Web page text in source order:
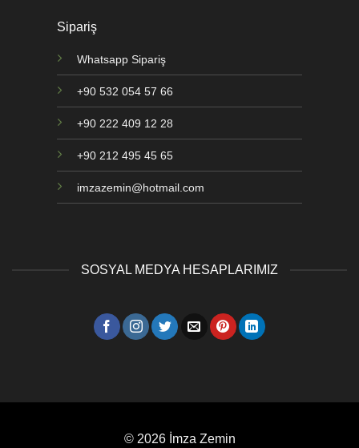
Sipariş
Whatsapp Sipariş
+90 532 054 57 66
+90 222 409 12 28
+90 212 495 45 65
imzazemin@hotmail.com
SOSYAL MEDYA HESAPLARIMIZ
© 2026 İmza Zemin